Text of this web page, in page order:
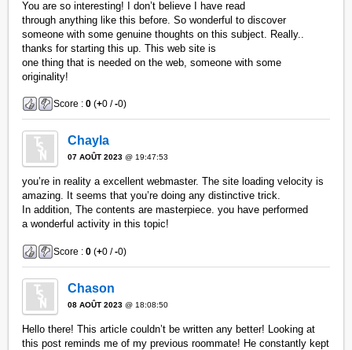
You are so interesting! I don’t believe I have read
through anything like this before. So wonderful to discover
someone with some genuine thoughts on this subject. Really..
thanks for starting this up. This web site is
one thing that is needed on the web, someone with some
originality!
Score :0 (+0 /-0)
Chayla
07 AOÛT 2023 @ 19:47:53
you’re in reality a excellent webmaster. The site loading velocity is
amazing. It seems that you’re doing any distinctive trick.
In addition, The contents are masterpiece. you have performed
a wonderful activity in this topic!
Score :0 (+0 /-0)
Chason
08 AOÛT 2023 @ 18:08:50
Hello there! This article couldn’t be written any better! Looking at
this post reminds me of my previous roommate! He constantly kept